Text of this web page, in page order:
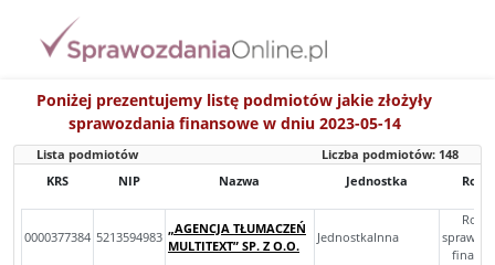
Poniżej prezentujemy listę podmiotów jakie złożyły
sprawozdania finansowe w dniu 2023-05-14
Lista podmiotów Liczba podmiotów: 148
KRS
NIP Nazwa Jednostka
0000377384 5213594983
„AGENCJA TŁUMACZEŃ
MULTITEXT” SP. Z O.O.
JednostkaInna